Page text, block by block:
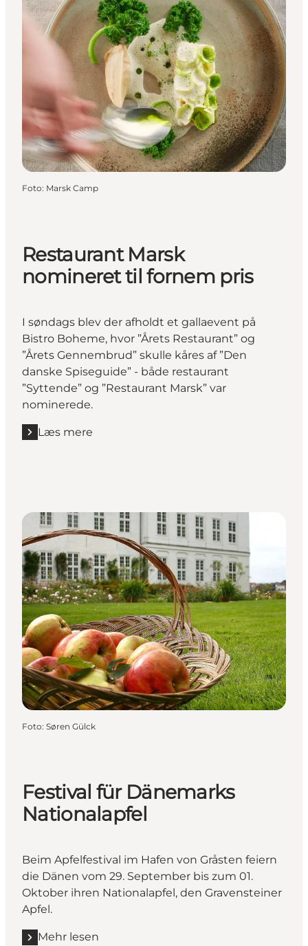
Foto: Marsk Camp
Restaurant Marsk
nomineret til fornem pris
I søndags blev der afholdt et gallaevent på
Bistro Boheme, hvor ”Årets Restaurant” og
”Årets Gennembrud” skulle kåres af ”Den
danske Spiseguide” - både restaurant
”Syttende” og ”Restaurant Marsk” var
nominerede.
Læs mere
Foto: Søren Gülck
Festival für Dänemarks
Nationalapfel
Beim Apfelfestival im Hafen von Gråsten feiern
die Dänen vom 29. September bis zum 01.
Oktober ihren Nationalapfel, den Gravensteiner
Apfel.
Mehr lesen